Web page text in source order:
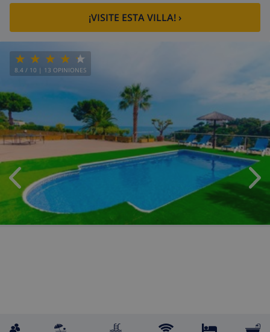
¡VISITE ESTA VILLA! ›
8.4 / 10 | 13 OPINIONES